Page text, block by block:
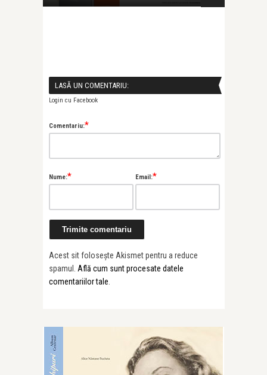
LASĂ UN COMENTARIU:
Login cu Facebook
Comentariu:*
Nume:* Email:*
Acest sit folosește Akismet pentru a reduce
spamul. Află cum sunt procesate datele
comentariilor tale